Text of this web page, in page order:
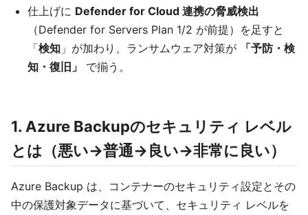
仕上げに Defender for Cloud 連携の脅威検出
（Defender for Servers Plan 1/2 が前提）を足すと
「検知 」が加わり、ランサムウェア対策が
「予防・検
知・復旧」
で揃う。
1. Azure Backupのセキュリティ レベル
とは（悪い→普通→良い→非常に良い）
Azure Backup は、コンテナーのセキュリティ設定とその
中の保護対象データに基づいて、セキュリティ レベルを